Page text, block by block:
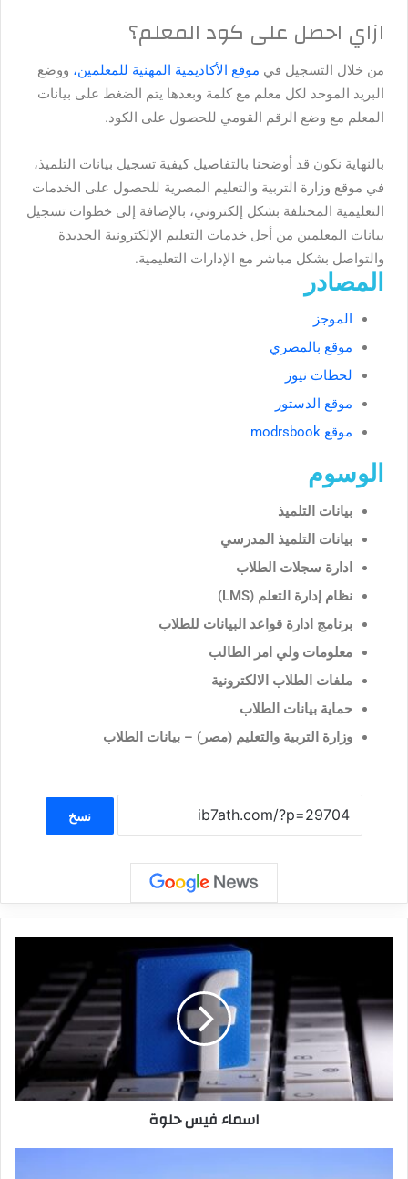
ازاي احصل على كود المعلم؟
من خلال التسجيل في موقع الأكاديمية المهنية للمعلمين، ووضع
البريد الموحد لكل معلم مع كلمة وبعدها يتم الضغط على بيانات
المعلم مع وضع الرقم القومي للحصول على الكود.
بالنهاية نكون قد أوضحنا بالتفاصيل كيفية تسجيل بيانات التلميذ،
في موقع وزارة التربية والتعليم المصرية للحصول على الخدمات
التعليمية المختلفة بشكل إلكتروني، بالإضافة إلى خطوات تسجيل
بيانات المعلمين من أجل خدمات التعليم الإلكترونية الجديدة
والتواصل بشكل مباشر مع الإدارات التعليمية.
المصادر
الموجز
موقع بالمصري
لحظات نيوز
موقع الدستور
موقع modrsbook
الوسوم
بيانات التلميذ
بيانات التلميذ المدرسي
ادارة سجلات الطلاب
نظام إدارة التعلم (LMS)
برنامج ادارة قواعد البيانات للطلاب
معلومات ولي امر الطالب
ملفات الطلاب الالكترونية
حماية بيانات الطلاب
وزارة التربية والتعليم (مصر) – بيانات الطلاب
نسخ
اسماء فيس حلوة